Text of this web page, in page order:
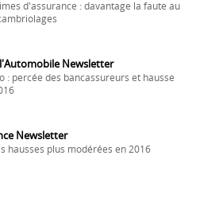
d'assurance : davantage la faute au
l'Automobile Newsletter
: percée des bancassureurs et hausse
Newsletter
hausses plus modérées en 2016